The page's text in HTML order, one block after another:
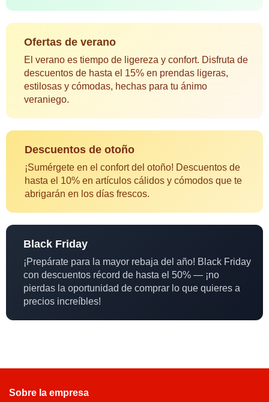
Ofertas de verano
El verano es tiempo de ligereza y confort. Disfruta de
descuentos de hasta el 15% en prendas ligeras,
estilosas y cómodas, hechas para tu ánimo
veraniego.
Descuentos de otoño
¡Sumérgete en el confort del otoño! Descuentos de
hasta el 10% en artículos cálidos y cómodos que te
abrigarán en los días frescos.
Black Friday
¡Prepárate para la mayor rebaja del año! Black Friday
con descuentos récord de hasta el 50% — ¡no
pierdas la oportunidad de comprar lo que quieres a
precios increíbles!
Sobre la empresa